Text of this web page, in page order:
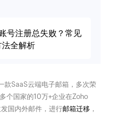
号注册总失败？常见
全解析
款SaaS云端电子邮箱，多次荣
个国家的10万+企业在Zoho
国内外邮件，进行邮箱迁移 ，